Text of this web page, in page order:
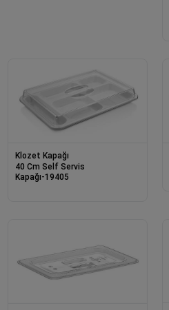
Klozet Kapağı
40 Cm Self Servis
Kapağı-19405